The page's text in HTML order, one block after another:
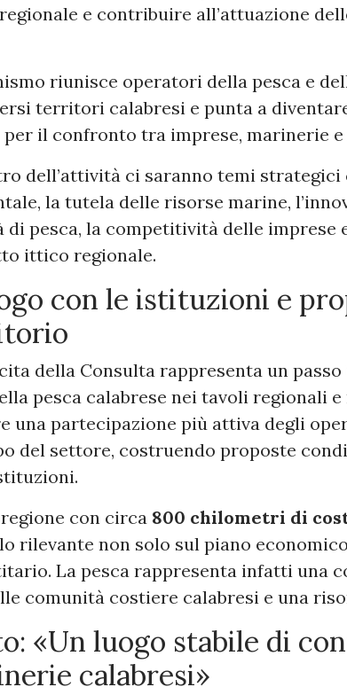
e contribuire all’attuazione
riunisce operatori della pesca e
territori calabresi e punta a
per il confronto tra imprese, marinerie
dell’attività ci saranno temi
la tutela delle risorse marine,
di pesca, la competitività delle imprese
ittico regionale.
con le istituzioni e
della Consulta rappresenta un
pesca calabrese nei tavoli regionali e
una partecipazione più attiva degli
del settore, costruendo proposte
con circa 800 chilometri di
rilevante non solo sul piano
La pesca rappresenta infatti una
comunità costiere calabresi e una
«Un luogo stabile di
calabresi»